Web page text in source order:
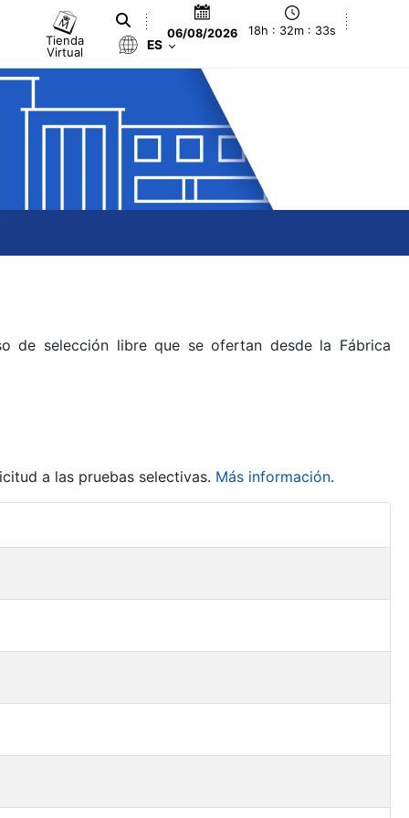
Tienda
Virtual
06/08/2026 18h : 32m : 33s
ES
de selección libre que se ofertan desde la Fábrica
a las pruebas selectivas. Más información.